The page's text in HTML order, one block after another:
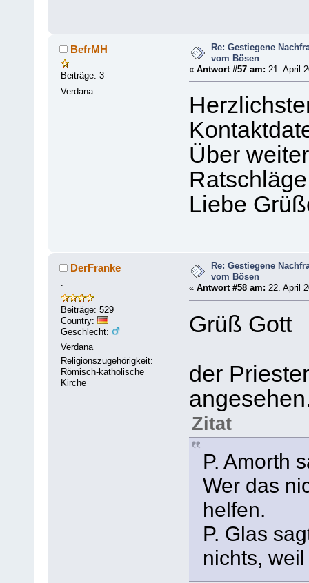
BefrMH
Beiträge: 3
Verdana
Re: Gestiegene
vom Bösen
« Antwort #57 am: 21. April
Über
Liebe
DerFranke
.
Beiträge: 529
Country:
Geschlecht:
Verdana
Religionszugehörigkeit:
Römisch-katholische
Kirche
Re: Gestiegene
vom Bösen
« Antwort #58 am: 22. April
Grüß Gott
der
Zitat
P. Amorth
Wer das
helfen.
P. Glas
nichts,